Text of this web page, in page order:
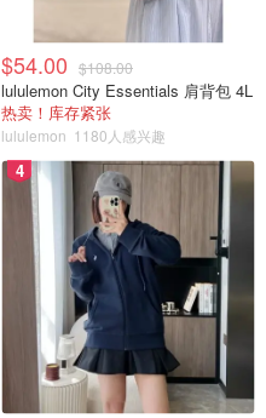
$54.00 $108.00
lululemon City Essentials 肩背包 4L
热卖！库存紧张
lululemon 1180人感兴趣
4